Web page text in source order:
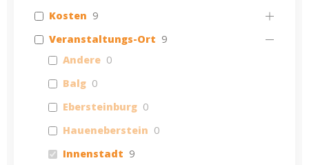
Kosten 9
Veranstaltungs-Ort 9
Andere 0
Balg 0
Ebersteinburg 0
Haueneberstein 0
Innenstadt 9